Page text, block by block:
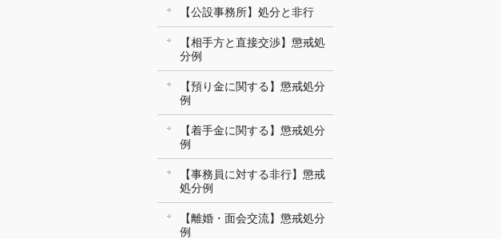
【公設事務所】処分と非行
【相手方と直接交渉】懲戒処
分例
【預り金に関する】懲戒処分
例
【着手金に関する】懲戒処分
例
【事務員に対する非行】懲戒
処分例
【離婚・面会交流】懲戒処分
例